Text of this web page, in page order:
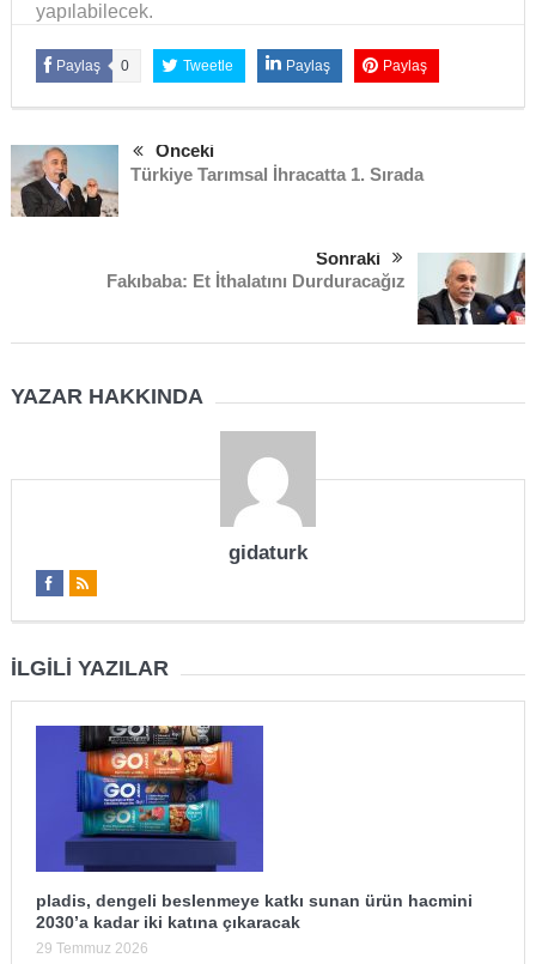
yapılabilecek.
Paylaş 0 Tweetle Paylaş Paylaş
Önceki
Türkiye Tarımsal İhracatta 1. Sırada
Sonraki
Fakıbaba: Et İthalatını Durduracağız
YAZAR HAKKINDA
gidaturk
İLGILI YAZILAR
pladis, dengeli beslenmeye katkı sunan ürün hacmini
2030’a kadar iki katına çıkaracak
29 Temmuz 2026